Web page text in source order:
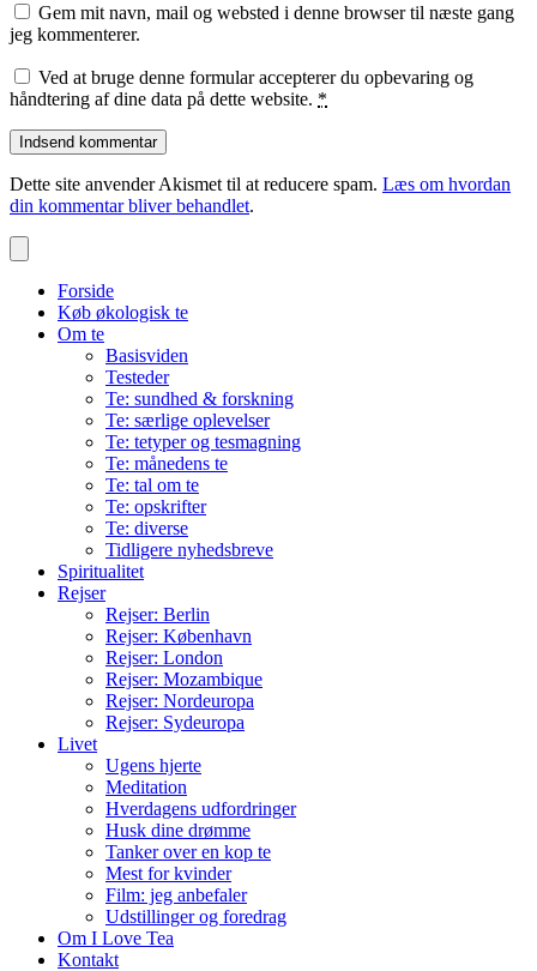
Gem mit navn, mail og websted i denne browser til næste gang
jeg kommenterer.
Ved at bruge denne formular accepterer du opbevaring og
håndtering af dine data på dette website. *
Dette site anvender Akismet til at reducere spam. Læs om hvordan
din kommentar bliver behandlet.
Forside
Køb økologisk te
Om te
Basisviden
Testeder
Te: sundhed & forskning
Te: særlige oplevelser
Te: tetyper og tesmagning
Te: månedens te
Te: tal om te
Te: opskrifter
Te: diverse
Tidligere nyhedsbreve
Spiritualitet
Rejser
Rejser: Berlin
Rejser: København
Rejser: London
Rejser: Mozambique
Rejser: Nordeuropa
Rejser: Sydeuropa
Livet
Ugens hjerte
Meditation
Hverdagens udfordringer
Husk dine drømme
Tanker over en kop te
Mest for kvinder
Film: jeg anbefaler
Udstillinger og foredrag
Om I Love Tea
Kontakt